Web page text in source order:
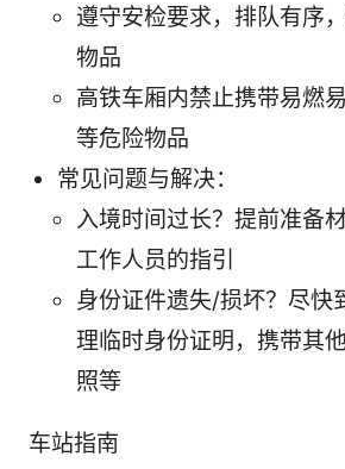
遵守安检要求，排队有序
物品
高铁车厢内禁止携带易燃
等危险物品
常见问题与解决：
入境时间过长？提前准备
工作人员的指引
身份证件遗失/损坏？尽快
理临时身份证明，携带其
照等
车站指南